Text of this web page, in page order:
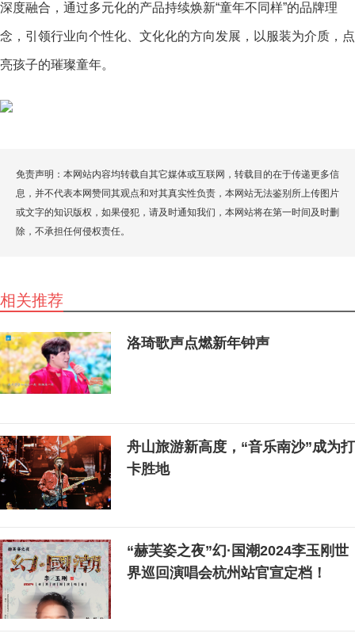
深度融合，通过多元化的产品持续焕新“童年不同样”的品牌理
念，引领行业向个性化、文化化的方向发展，以服装为介质，点
亮孩子的璀璨童年。
免责声明：本网站内容均转载自其它媒体或互联网，转载目的在于传递更多信
息，并不代表本网赞同其观点和对其真实性负责，本网站无法鉴别所上传图片
或文字的知识版权，如果侵犯，请及时通知我们，本网站将在第一时间及时删
除，不承担任何侵权责任。
相关推荐
洛琦歌声点燃新年钟声
舟山旅游新高度，“音乐南沙”成为打
卡胜地
“赫芙姿之夜”幻·国潮2024李玉刚世
界巡回演唱会杭州站官宣定档！